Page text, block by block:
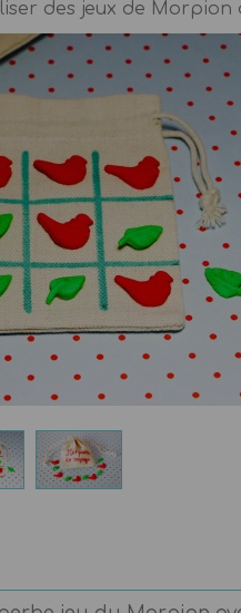
des jeux de Morpion